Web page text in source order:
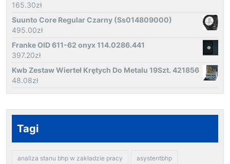
165.30zł
Suunto Core Regular Czarny (Ss014809000)
495.00zł
Franke OID 611-62 onyx 114.0286.441
397.20zł
Kwb Zestaw Wierteł Krętych Do Metalu 19Szt. 421856
48.08zł
Tagi
analiza stanu bhp w zakładzie pracy asystentbhp